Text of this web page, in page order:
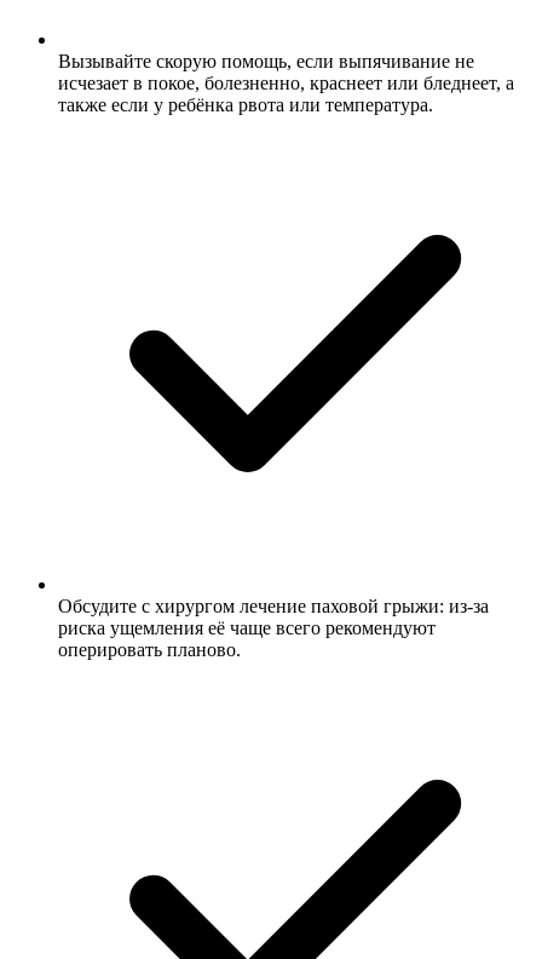
Вызывайте скорую помощь, если выпячивание не
исчезает в покое, болезненно, краснеет или бледнеет, а
также если у ребёнка рвота или температура.
Обсудите с хирургом лечение паховой грыжи: из-за
риска ущемления её чаще всего рекомендуют
оперировать планово.